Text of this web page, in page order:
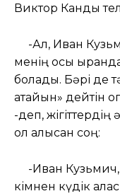
Виктор Канды
-Ал, Иван
менің осы
болады. Бәрі де
атайын» дейтін
-деп,
қол алысқан соң:
-Иван Кузьмич,
кімнен күдік